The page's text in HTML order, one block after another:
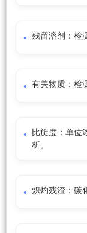
残留溶剂：检
有关物质：检
比旋度：单位
析。
炽灼残渣：碳